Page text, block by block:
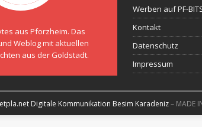
aus Pforzheim. Das
Weblog mit aktuellen
aus der Goldstadt.
Werben auf PF-
Kontakt
Datenschutz
Impressum
Digitale Kommunikation Besim Karadeniz– MADE